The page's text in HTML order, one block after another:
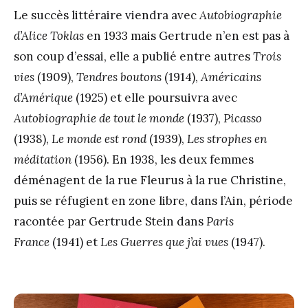
Le succès littéraire viendra avecAutobiographie
d’Alice Toklas en 1933 mais Gertrude n’en est pas à
son coup d’essai, elle a publié entre autresTrois
vies (1909), Tendres boutons (1914),Américains
d’Amérique (1925) et elle poursuivra avec
Autobiographie de tout le monde (1937), Picasso
(1938), Le monde est rond(1939), Les strophes en
méditation (1956). En 1938, les deux femmes
déménagent de la rue Fleurus à la rue Christine,
puis se réfugient en zone libre, dans l’Ain, période
racontée par Gertrude Stein dansParis
France (1941) etLes Guerres que j’ai vues (1947).